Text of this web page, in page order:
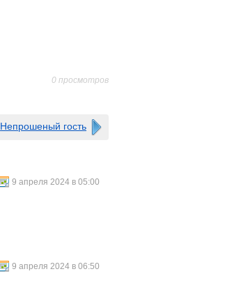
0 просмотров
Непрошеный гость
9 апреля 2024 в 05:00
9 апреля 2024 в 06:50